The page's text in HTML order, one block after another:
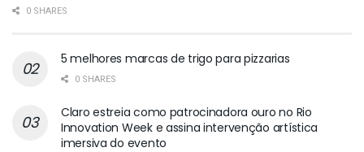
0 SHARES
5 melhores marcas de trigo para pizzarias
0 SHARES
Claro estreia como patrocinadora ouro no Rio
Innovation Week e assina intervenção artística
imersiva do evento